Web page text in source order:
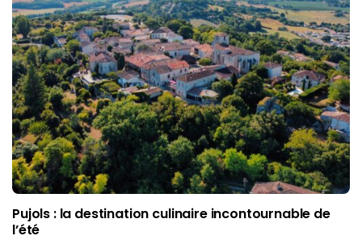
Pujols : la destination culinaire incontournable de
l’été